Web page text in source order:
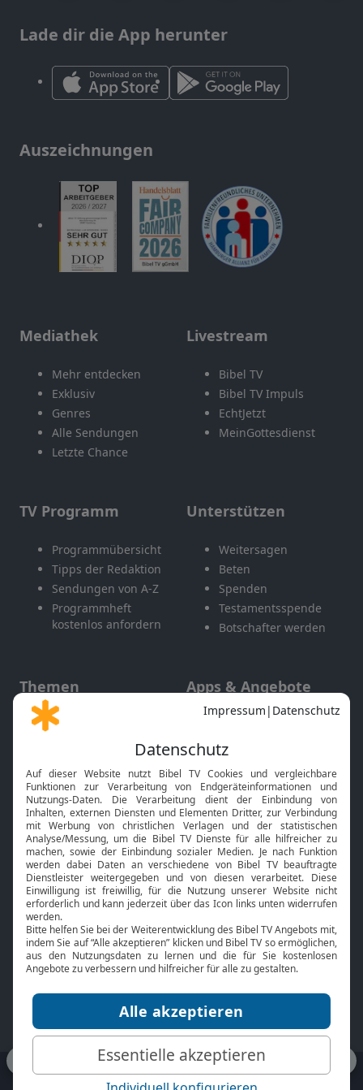
Lade dir die App herunter
Auszeichnungen
Mediathek
Mehr entdecken
Exklusiv
Genres
Alle Sendungen
Letzte Chance
Livestream
Bibel TV
Bibel TV Impuls
EchtJetzt
MeinGottesdienst
TV Programm
Programmübersicht
Tipps der Redaktion
Sendungen von A-Z
Programmheft
kostenlos anfordern
Unterstützen
Weitersagen
Beten
Spenden
Testamentsspende
Botschafter werden
Themen
Gott und Bibel erklärt
Neuigkeiten
Apps & Angebote
Mobile App
Smart TV
HbbTV
Bibelthek Online-Bibel
Nächster Gottesdienst
Bibel TV
Über uns
Jobs
Mediadaten
Service
Kontakt
TV-Empfang
bibeltv.de: Impressum
Datenschutz